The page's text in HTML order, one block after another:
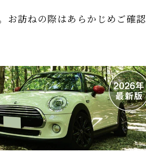
お訪ねの際はあらかじめご確認